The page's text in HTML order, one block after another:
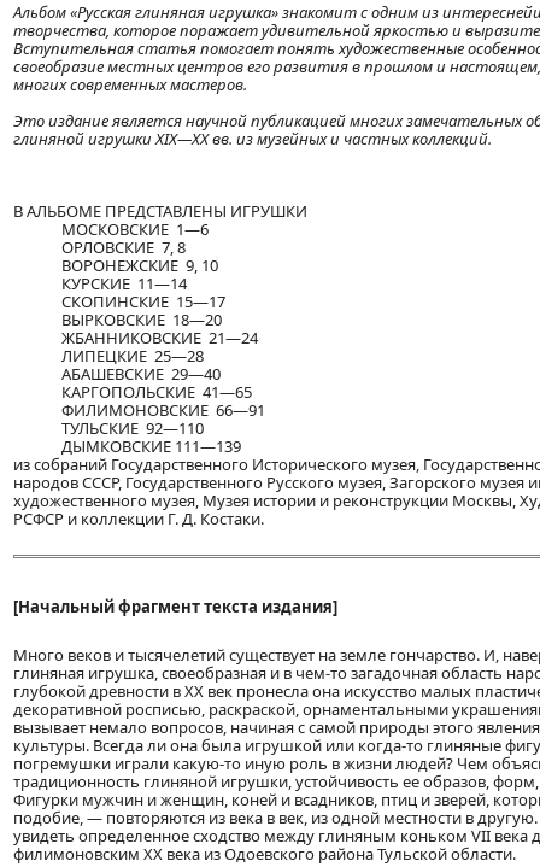
Альбом «Русская глиняная игрушка» знакомит с одним из
творчества, которое поражает удивительной яркостью и
Вступительная статья помогает понять художественные
своеобразие местных центров его развития в прошлом и
многих современных мастеров.
Это издание является научной публикацией многих замечательных
глиняной игрушки XIX—XX вв. из музейных и частных коллекций.
В АЛЬБОМЕ ПРЕДСТАВЛЕНЫ ИГРУШКИ
МОСКОВСКИЕ 1—6
ОРЛОВСКИЕ 7, 8
ВОРОНЕЖСКИЕ 9, 10
КУРСКИЕ 11—14
СКОПИНСКИЕ 15—17
ВЫРКОВСКИЕ 18—20
ЖБАННИКОВСКИЕ 21—24
ЛИПЕЦКИЕ 25—28
АБАШЕВСКИЕ 29—40
КАРГОПОЛЬСКИЕ 41—65
ФИЛИМОНОВСКИЕ 66—91
ТУЛЬСКИЕ 92—110
ДЫМКОВСКИЕ 111—139
из собраний Государственного Исторического музея,
народов СССР, Государственного Русского музея, Загорского музея
художественного музея, Музея истории и реконструкции Москвы,
РСФСР и коллекции Г. Д. Костаки.
[Начальный фрагмент текста издания]
Много веков и тысячелетий существует на земле гончарство. И,
глиняная игрушка, своеобразная и в чем-то загадочная область
глубокой древности в XX век пронесла она искусство малых
декоративной росписью, раскраской, орнаментальными
вызывает немало вопросов, начиная с самой природы этого
культуры. Всегда ли она была игрушкой или когда-то глиняные
погремушки играли какую-то иную роль в жизни людей? Чем
традиционность глиняной игрушки, устойчивость ее образов,
Фигурки мужчин и женщин, коней и всадников, птиц и зверей,
подобие, — повторяются из века в век, из одной местности в
увидеть определенное сходство между глиняным коньком VII века
филимоновским XX века из Одоевского района Тульской области.